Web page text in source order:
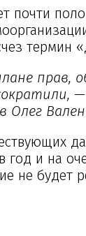
почти
термин
прав,
Олег
год и на
не будет